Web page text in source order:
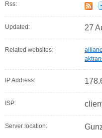
Rss:
Updated: 27
Related websites:
IP Address:
ISP:
Server location: